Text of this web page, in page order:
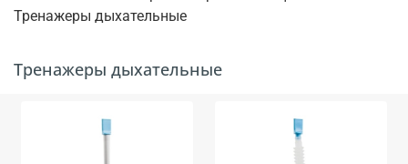
Тренажеры дыхательные
Тренажеры дыхательные